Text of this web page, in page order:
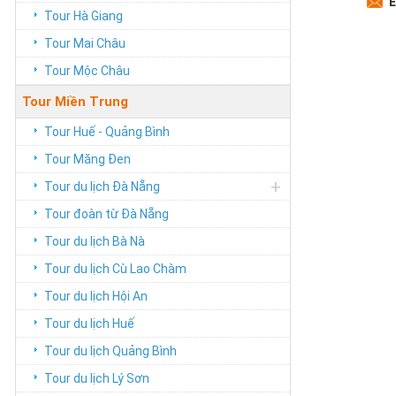
Tour Hà Giang
Tour Mai Châu
Tour Mộc Châu
Tour Miền Trung
Tour Huế - Quảng Bình
Tour Măng Đen
Tour du lịch Đà Nẵng
+
Tour đoàn từ Đà Nẵng
Tour du lịch Bà Nà
Tour du lịch Cù Lao Chàm
Tour du lịch Hội An
Tour du lịch Huế
Tour du lịch Quảng Bình
Tour du lịch Lý Sơn